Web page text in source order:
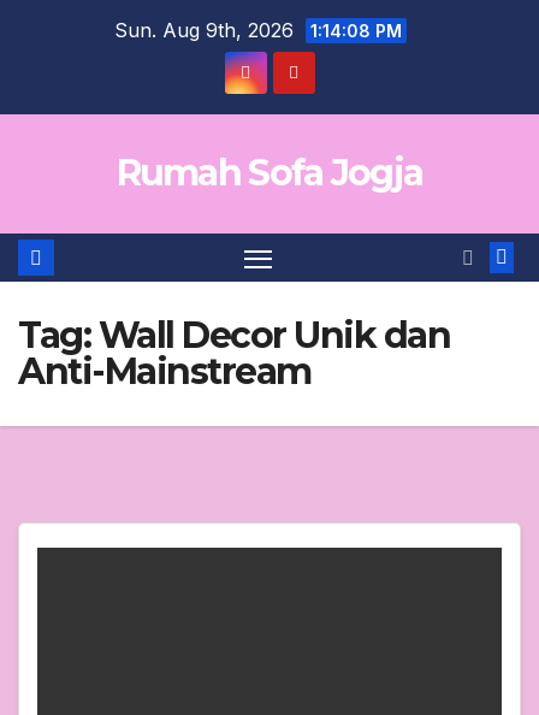
Sun. Aug 9th, 2026 1:14:09 PM
Rumah Sofa Jogja
Tag:Wall Decor Unik dan
Anti-Mainstream